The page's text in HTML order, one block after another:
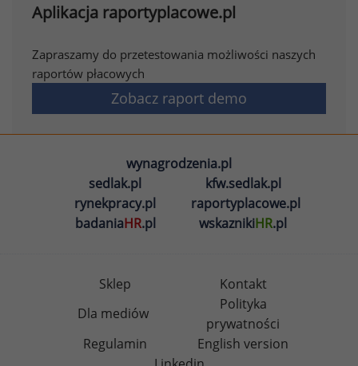
Aplikacja raportyplacowe.pl
Zapraszamy do przetestowania możliwości naszych
raportów płacowych
Zobacz raport demo
wynagrodzenia.pl
sedlak.pl
kfw.sedlak.pl
rynekpracy.pl
raportyplacowe.pl
badaniaHR.pl wskaznikiHR.pl
Sklep
Kontakt
Dla mediów
Polityka
prywatności
Regulamin
English version